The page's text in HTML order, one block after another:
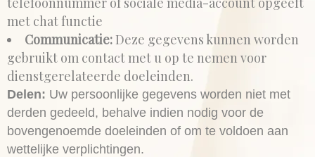
met chat functie
Communicatie: Deze gegevens kunnen worden
gebruikt om contact met u op te nemen voor
dienstgerelateerde doeleinden.
Delen: Uw persoonlijke gegevens worden niet met
derden gedeeld, behalve indien nodig voor de
bovengenoemde doeleinden of om te voldoen aan
wettelijke verplichtingen.